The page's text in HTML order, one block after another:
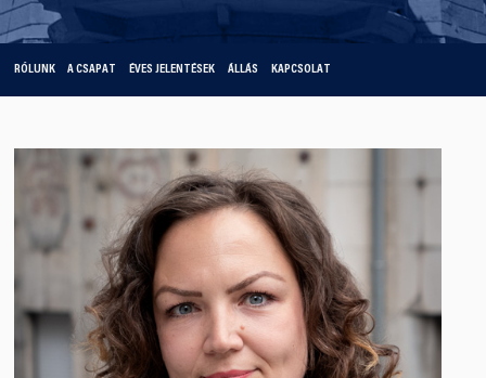
RÓLUNK A CSAPAT ÉVES JELENTÉSEK ÁLLÁS KAPCSOLAT